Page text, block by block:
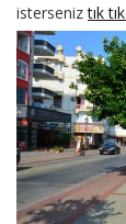
isterseniztık tık